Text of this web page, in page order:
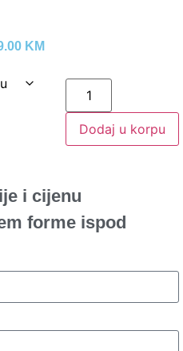
KM
Dodaj u korpu
i cijenu
forme ispod